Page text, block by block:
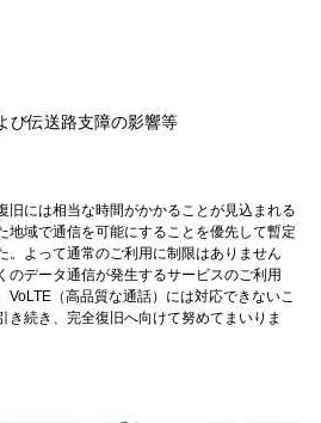
び伝送路支障の影響等
旧には相当な時間がかかることが見込まれる
地域で通信を可能にすることを優先して暫定
。よって通常のご利用に制限はありません
のデータ通信が発生するサービスのご利用
VoLTE（高品質な通話）には対応できないこ
き続き、完全復旧へ向けて努めてまいりま